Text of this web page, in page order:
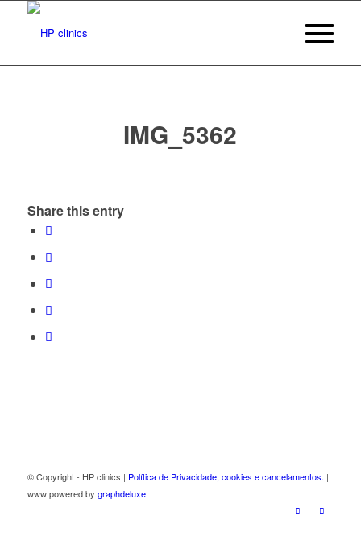
IMG_5362
Share this entry
© Copyright - HP clinics | Política de Privacidade, cookies e cancelamentos. |
www powered by graphdeluxe